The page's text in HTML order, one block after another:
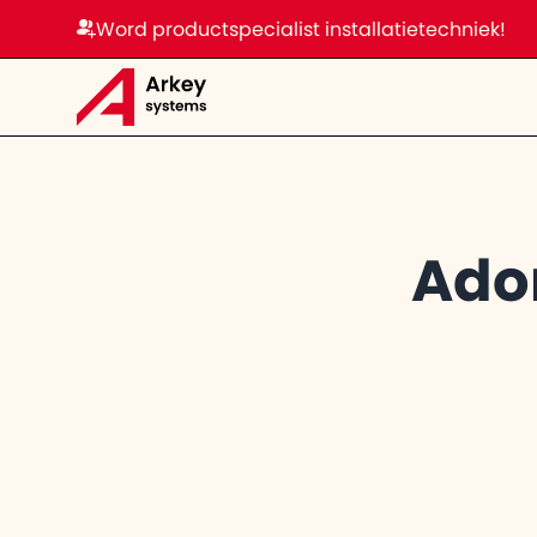
Word productspecialist installatietechniek!